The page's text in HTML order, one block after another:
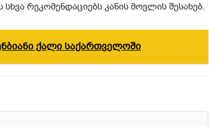
სხვა რეკომენდაციებს კანის მოვლის შესახებ.
ქალი საქართველოში